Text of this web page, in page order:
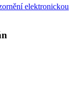
elektronickou